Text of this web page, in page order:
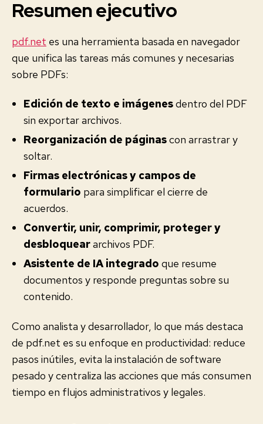
Resumen ejecutivo
pdf.net es una herramienta basada en navegador
que unifica las tareas más comunes y necesarias
sobre PDFs:
Edición de texto e imágenesdentro del PDF
sin exportar archivos.
Reorganización de páginascon arrastrar y
soltar.
Firmas electrónicas y campos de
formulario para simplificar el cierre de
acuerdos.
Convertir, unir, comprimir, proteger y
desbloqueararchivos PDF.
Asistente de IA integrado que resume
documentos y responde preguntas sobre su
contenido.
Como analista y desarrollador, lo que más destaca
de pdf.net es su enfoque en productividad: reduce
pasos inútiles, evita la instalación de software
pesado y centraliza las acciones que más consumen
tiempo en flujos administrativos y legales.